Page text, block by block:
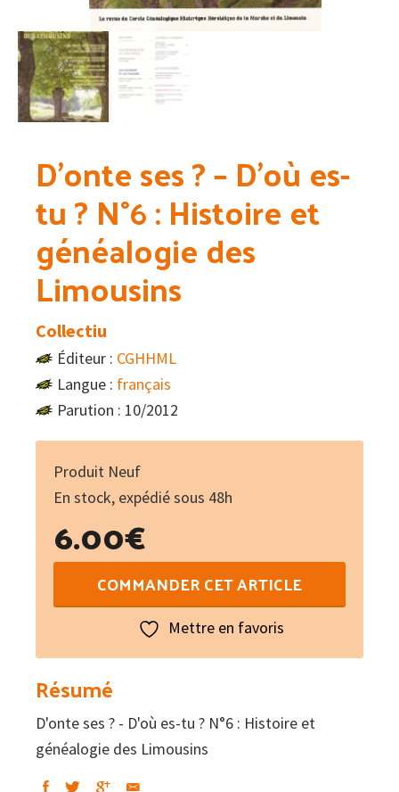
D’onte ses ? – D’où es-
tu ? N°6 : Histoire et
généalogie des
Limousins
Collectiu
Éditeur : CGHHML
Langue : français
Parution : 10/2012
Produit Neuf
En stock, expédié sous 48h
6.00€
de
?
-
D'où
es-
tu
COMMANDER CET ARTICLE
Mettre en favoris
Résumé
D'onte ses ? - D'où es-tu ? N°6 : Histoire et
généalogie des Limousins